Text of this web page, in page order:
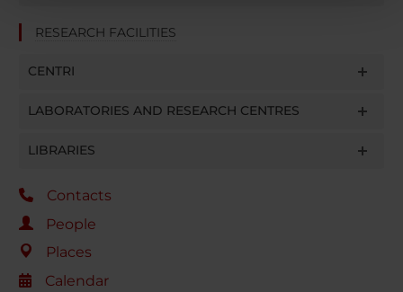
con altre informazioni che hai fornito loro o che hanno
RESEARCH FACILITIES
CENTRI
LABORATORIES AND RESEARCH CENTRES
LIBRARIES
Contacts
People
Places
Calendar